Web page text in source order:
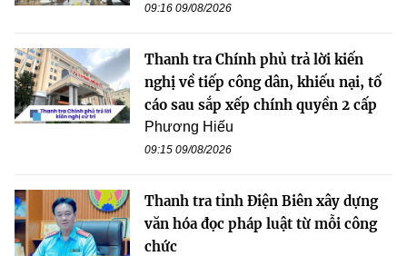
09:16 09/08/2026
Thanh tra Chính phủ trả lời kiến
nghị về tiếp công dân, khiếu nại, tố
cáo sau sắp xếp chính quyền 2 cấp
Phương Hiếu
09:15 09/08/2026
Thanh tra tỉnh Điện Biên xây dựng
văn hóa đọc pháp luật từ mỗi công
chức